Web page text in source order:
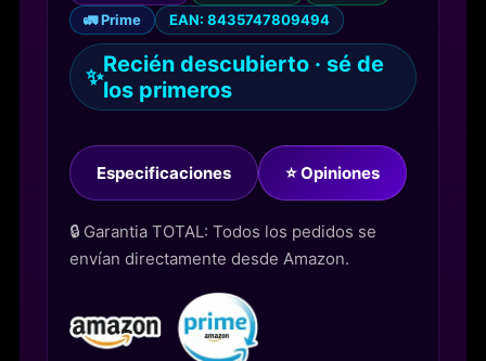
🚛 Prime
EAN: 8435747809494
✨Recién descubierto · sé de
los primeros
Especificaciones ⭐ Opiniones
🔒 Garantia TOTAL: Todos los pedidos se
envían directamente desde Amazon.